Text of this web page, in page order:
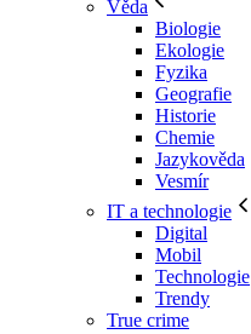
Věda
Biologie
Ekologie
Fyzika
Geografie
Historie
Chemie
Jazykověda
Vesmír
IT a technologie
Digital
Mobil
Technologie
Trendy
True crime